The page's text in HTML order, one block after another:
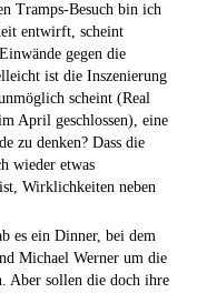
Tramps-Besuch bin ich
entwirft, scheint
gegen die
ist die Inszenierung
scheint (Real
April geschlossen), eine
zu denken? Dass die
wieder etwas
Wirklichkeiten neben
es ein Dinner, bei dem
Michael Werner um die
Aber sollen die doch ihre